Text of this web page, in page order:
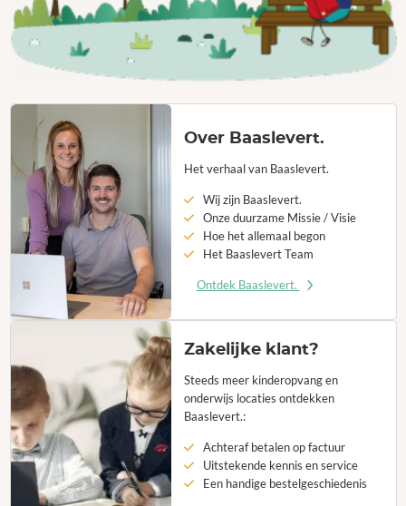
Over Baaslevert.
Het verhaal van Baaslevert.
Wij zijn Baaslevert.
Onze duurzame Missie / Visie
Hoe het allemaal begon
Het Baaslevert Team
Ontdek Baaslevert.
Zakelijke klant?
Steeds meer kinderopvang en
onderwijs locaties ontdekken
Baaslevert.:
Achteraf betalen op factuur
Uitstekende kennis en service
Een handige bestelgeschiedenis